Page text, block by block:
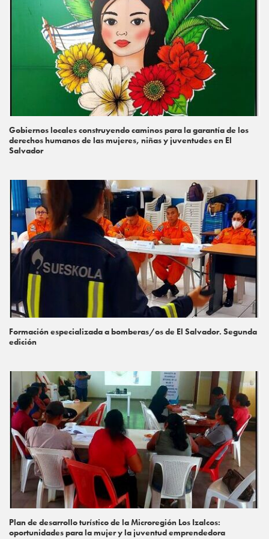
Gobiernos locales construyendo caminos para la garantía de los
derechos humanos de las mujeres, niñas y juventudes en El
Salvador
Formación especializada a bomberas/os de El Salvador. Segunda
edición
Plan de desarrollo turístico de la Microregión Los Izalcos:
oportunidades para la mujer y la juventud emprendedora